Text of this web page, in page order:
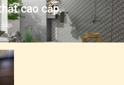
cao cấp.
cấp.